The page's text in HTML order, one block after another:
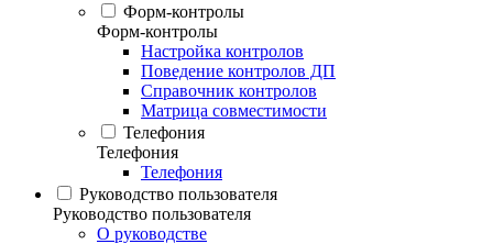
Форм-контролы
Форм-контролы
Настройка контролов
Поведение контролов ДП
Справочник контролов
Матрица совместимости
Телефония
Телефония
Телефония
Руководство пользователя
Руководство пользователя
О руководстве